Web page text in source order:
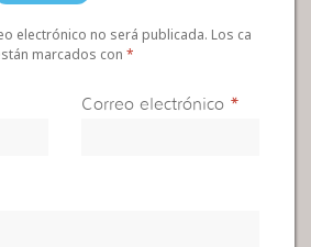
electrónico no será publicada. Los ca
marcados con*
Correo electrónico *